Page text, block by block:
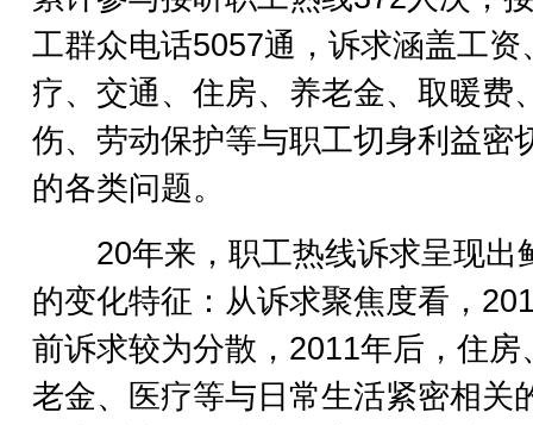
工群众电话5057通，诉求涵盖工资
疗、交通、住房、养老金、取暖费
伤、劳动保护等与职工切身利益密
的各类问题。
20年来，职工热线诉求呈现出
的变化特征：从诉求聚焦度看，
前诉求较为分散，2011年后，住房
老金、医疗等与日常生活紧密相关